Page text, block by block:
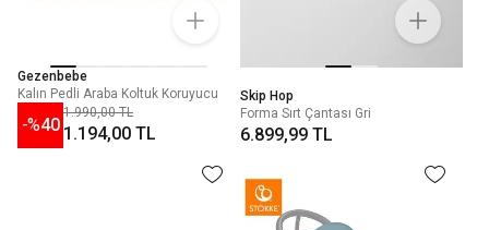
Gezenbebe
Kalın Pedli Araba Koltuk Koruyucu
-%40
1.990,00 TL
1.194,00 TL
Skip Hop
Forma Sırt Çantası Gri
6.899,99 TL